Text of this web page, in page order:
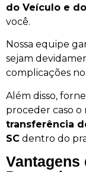
do Veículo e
você.
Nossa equipe
sejam
complicações
Além disso,
proceder caso o
transferência
SC dentro do
Vantagens